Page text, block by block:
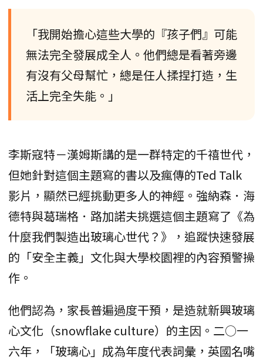
「我開始擔心這些大學的『孩子們』可能
無法完全發展成全人。他們總是看著旁邊
有沒有父母幫忙，總是任人揉捏打造，生
活上完全失能。」
李斯寇特－漢姆斯講的是一群特定的千禧世代，
但她針對這個主題寫的書以及瘋傳的Ted Talk
影片，顯然已經挑動更多人的神經。強納森．海
德特與葛瑞格．路加諾夫挑選這個主題寫了《為
什麼我們製造出玻璃心世代？》，追蹤快速發展
的「安全主義」文化與大學校園裡的內容預警操
作。
他們認為，家長普遍過度干預，是造就新興玻璃
心文化（snowflake culture）的主因。二○一
六年，「玻璃心」成為年度代表詞彙，英國名嘴